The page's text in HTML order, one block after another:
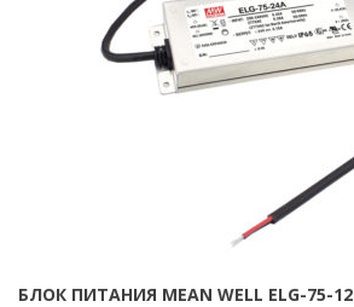
БЛОК ПИТАНИЯ MEAN WELL ELG-75-12